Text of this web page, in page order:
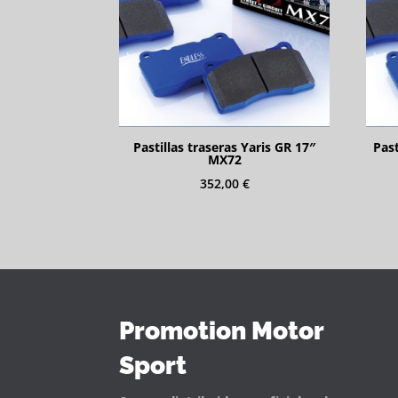
Pastillas traseras Yaris GR 17″
MX72
352,00 €
Promotion Motor
Sport